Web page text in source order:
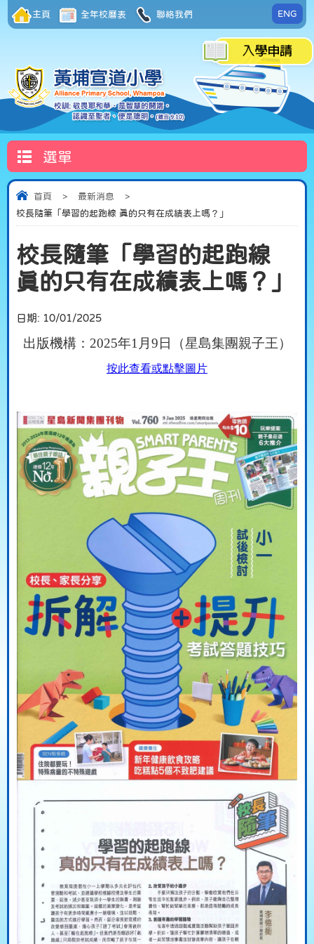
主頁 全年校曆表 聯絡我們 ENG
選單
首頁 > 最新消息
>
校長隨筆「學習的起跑線 真的只有在成績表上嗎？」
校長隨筆「學習的起跑線
真的只有在成績表上嗎？」
日期: 10/01/2025
出版機構：2025年1月9日（星島集團親子王）
按此查看或點擊圖片